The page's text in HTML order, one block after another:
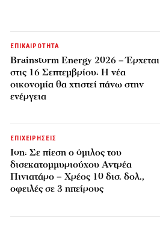
ΕΠΙΚΑΙΡΟΤΗΤΑ
Brainstorm Energy 2026 – Έρχεται
στις 16 Σεπτεμβρίου: Η νέα
οικονομία θα χτιστεί πάνω στην
ενέργεια
ΕΠΙΧΕΙΡΗΣΕΙΣ
Ion: Σε πίεση ο όμιλος του
δισεκατομμυριούχου Αντρέα
Πινιατάρο – Χρέος 10 δισ. δολ.,
οφειλές σε 3 ηπείρους